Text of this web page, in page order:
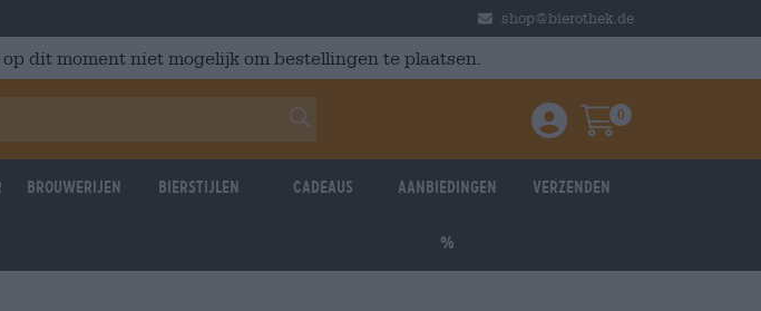
shop@bierothek.de
dit moment niet mogelijk om bestellingen te plaatsen.
Einloggen / Anmelden
Warenkorb
0
Brouwerijen Bierstijlen Cadeaus Aanbiedingen
%
Verzenden